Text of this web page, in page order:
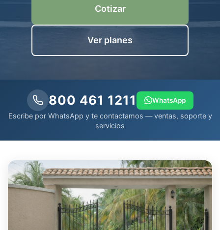
Cotizar
Ver planes
800 461 1211 WhatsApp
Escribe por WhatsApp y te contactamos — ventas, soporte y
servicios